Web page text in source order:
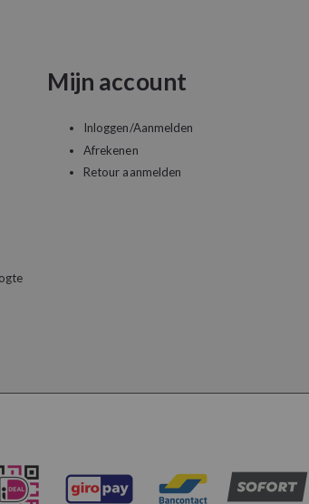
Mijn account
Inloggen/Aanmelden
Afrekenen
Retour aanmelden